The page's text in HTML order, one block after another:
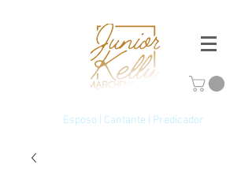
Esposo | Cantante | Predicador